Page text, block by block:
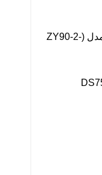
موتور تردمیل 180 ولت 1.5 HP مدل (ZY90-2-